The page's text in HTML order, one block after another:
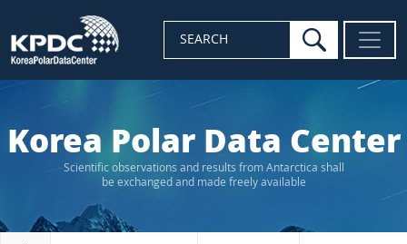
SEARCH search
Korea Polar Data Center
Scientific observations and results from Antarctica shall
be exchanged and made freely available